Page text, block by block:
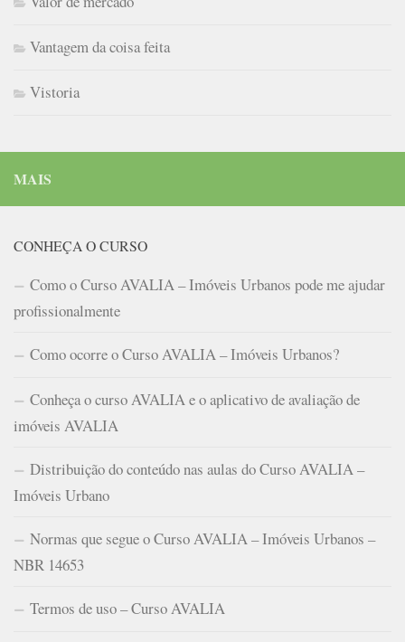
Vantagem da coisa feita
Vistoria
MAIS
CONHEÇA O CURSO
Como o Curso AVALIA – Imóveis Urbanos pode me ajudar
profissionalmente
Como ocorre o Curso AVALIA – Imóveis Urbanos?
Conheça o curso AVALIA e o aplicativo de avaliação de
imóveis AVALIA
Distribuição do conteúdo nas aulas do Curso AVALIA –
Imóveis Urbano
Normas que segue o Curso AVALIA – Imóveis Urbanos –
NBR 14653
Termos de uso – Curso AVALIA